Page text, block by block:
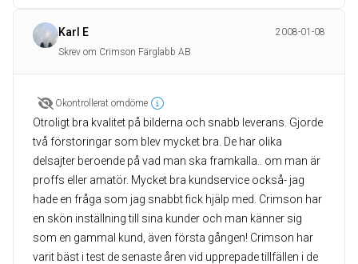
Karl E
2008-01-08
Skrev om Crimson Färglabb AB
Okontrollerat omdöme
Otroligt bra kvalitet på bilderna och snabb leverans. Gjorde
två förstoringar som blev mycket bra. De har olika
delsajter beroende på vad man ska framkalla.. om man är
proffs eller amatör. Mycket bra kundservice också- jag
hade en fråga som jag snabbt fick hjälp med. Crimson har
en skön inställning till sina kunder och man känner sig
som en gammal kund, även första gången! Crimson har
varit bäst i test de senaste åren vid upprepade tillfällen i de